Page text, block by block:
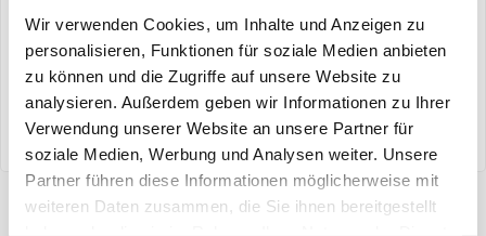
Wir verwenden Cookies, um Inhalte und Anzeigen zu
personalisieren, Funktionen für soziale Medien anbieten
zu können und die Zugriffe auf unsere Website zu
analysieren. Außerdem geben wir Informationen zu Ihrer
Verwendung unserer Website an unsere Partner für
soziale Medien, Werbung und Analysen weiter. Unsere
Partner führen diese Informationen möglicherweise mit
weiteren Daten zusammen, die Sie ihnen bereitgestellt
Einzigartige Vase „Blüte“,
handgefertigt aus reinem
Kristall
€149,00
Schöne Kristallvase von
Kosta Boda
€89,00